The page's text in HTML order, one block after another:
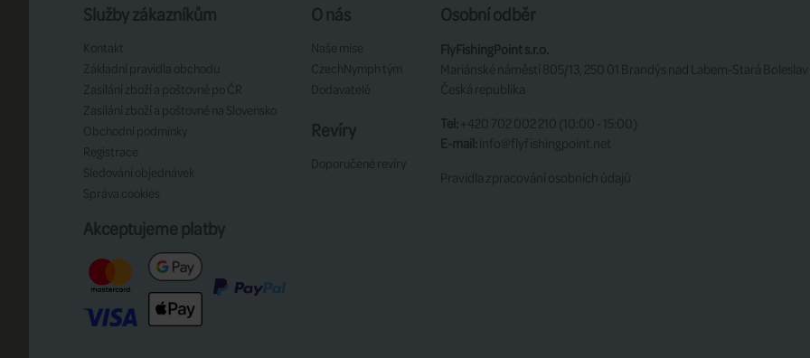
Služby zákazníkům
Kontakt
Základní pravidla obchodu
Zasílání zboží a poštovné po ČR
Zasílání zboží a poštovné na Slovensko
Obchodní podmínky
Registrace
Sledování objednávek
Správa cookies
O nás
Naše mise
CzechNymph tým
Dodavatelé
Revíry
Doporučené revíry
Osobní odběr
FlyFishingPoint s.r.o.
Mariánské náměstí 805/13, 250 01 Brandýs nad Labem-Stará Boleslav
Česká republika
Tel: +420 702 002 210 (10:00 - 15:00)
E-mail:info@flyfishingpoint.net
Pravidla zpracování osobních údajů
Akceptujeme platby